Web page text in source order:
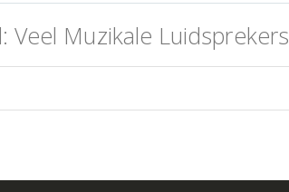
Muzikale Luidsprekers